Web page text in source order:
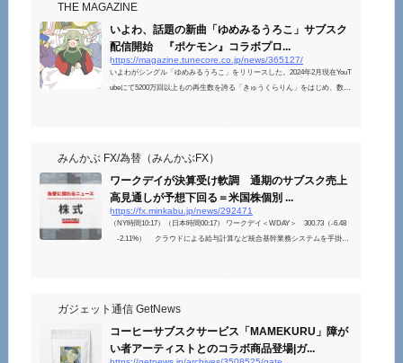
2024年3月31日で終了となりますので、お早めにご利用いただければ幸いで
す。
THE MAGAZINE
いよわ、話題の新曲「ゆめみるうろこ」サブスク
配信開始 『ポケモン』コラボプロ...
https://magazine.tunecore.co.jp/news/365127/
いよわがシングル「ゆめみるうろこ」をリリースした。2024年2月現在YouT
ubeにて5200万回以上もの再生数を誇る「きゅうくらりん」をはじめ、数々
みんかぶ FX/為替（みんかぶFX）
ワークデイが決算受け軟調 通期のサブスク売上
高見通しが予想下回る＝米国株個別 ...
https://fx.minkabu.jp/news/292471
（NY時間10:17）（日本時間00:17） ワークデイ＜WDAY＞ 300.73（-6.48
-2.11%） クラウドによる給与計算など統合基幹業務システムを手掛け
ガジェット通信 GetNews
コーヒーサブスクサービス「MAMEKURU」障が
い者アーティストとのコラボ商品登場|ガ...